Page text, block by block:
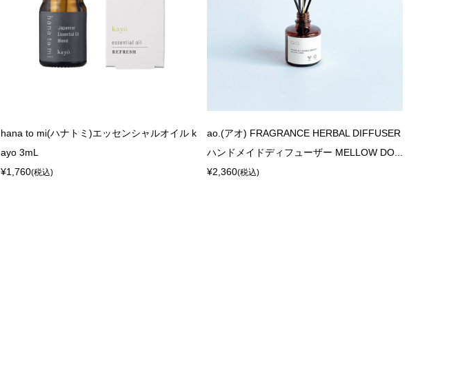
hana to mi(ハナトミ)エッセンシャルオイル k
ayo 3mL
¥1,760(税込)
ao.(アオ) FRAGRANCE HERBAL DIFFUSER
ハンドメイドディフューザー MELLOW DO...
¥2,360(税込)